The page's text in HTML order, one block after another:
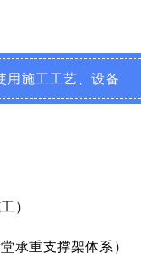
用施工工艺、设备
）
承重支撑架体系）